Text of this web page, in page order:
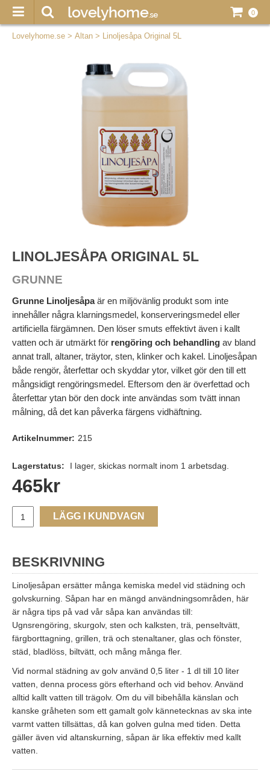
0
Lovelyhome.se > Altan > Linoljesåpa Original 5L
LINOLJESÅPA ORIGINAL 5L
GRUNNE
Grunne Linoljesåpaär en miljövänlig produkt som inte
innehåller några klarningsmedel, konserveringsmedel eller
artificiella färgämnen. Den löser smuts effektivt även i kallt
vatten och är utmärkt för rengöring och behandling av bland
annat trall, altaner, träytor, sten, klinker och kakel. Linoljesåpan
både rengör, återfettar och skyddar ytor, vilket gör den till ett
mångsidigt rengöringsmedel. Eftersom den är överfettad och
återfettar ytan bör den dock inte användas som tvätt innan
målning, då det kan påverka färgens vidhäftning.
Artikelnummer: 215
Lagerstatus: I lager, skickas normalt inom 1 arbetsdag.
465kr
LÄGG I KUNDVAGN
BESKRIVNING
Linoljesåpan ersätter många kemiska medel vid städning och
golvskurning. Såpan har en mängd användningsområden, här
är några tips på vad vår såpa kan användas till:
Ugnsrengöring, skurgolv, sten och kalksten, trä, penseltvätt,
färgborttagning, grillen, trä och stenaltaner, glas och fönster,
städ, bladlöss, biltvätt, och mång många fler.
Vid normal städning av golv använd 0,5 liter - 1 dl till 10 liter
vatten, denna process görs efterhand och vid behov. Använd
alltid kallt vatten till trägolv. Om du vill bibehålla känslan och
kanske gråheten som ett gamalt golv kännetecknas av ska inte
varmt vatten tillsättas, då kan golven gulna med tiden. Detta
gäller även vid altanskurning, såpan är lika effektiv med kallt
vatten.